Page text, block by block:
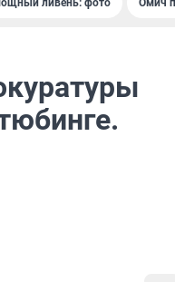
ливень: фото Омич